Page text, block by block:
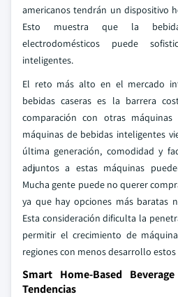
americanos tendrán un dispositivo
Esto muestra que la
electrodomésticos puede
inteligentes.
El reto más alto en el mercado
bebidas caseras es la barrera
comparación con otras máquinas
máquinas de bebidas inteligentes
última generación, comodidad y
adjuntos a estas máquinas
Mucha gente puede no querer
ya que hay opciones más baratas
Esta consideración dificulta la
permitir el crecimiento de
regiones con menos desarrollo
Smart Home-Based
Tendencias